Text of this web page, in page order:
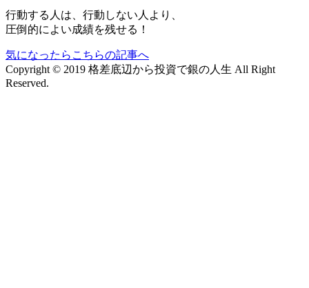
行動する人は、行動しない人より、
圧倒的によい成績を残せる！
気になったらこちらの記事へ
Copyright © 2019 格差底辺から投資で銀の人生 All Right
Reserved.